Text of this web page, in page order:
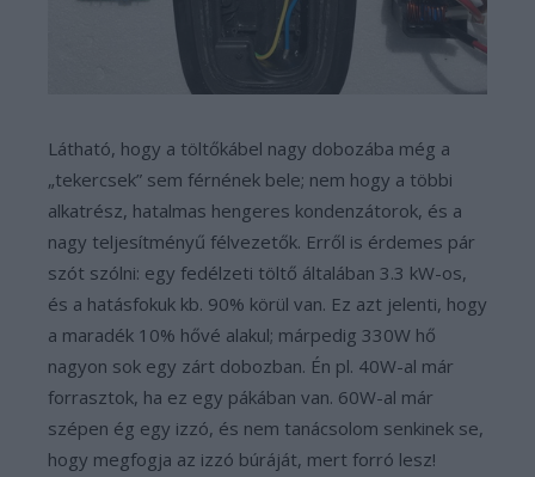
Látható, hogy a töltőkábel nagy dobozába még a
„tekercsek” sem férnének bele; nem hogy a többi
alkatrész, hatalmas hengeres kondenzátorok, és a
nagy teljesítményű félvezetők. Erről is érdemes pár
szót szólni: egy fedélzeti töltő általában 3.3 kW-os,
és a hatásfokuk kb. 90% körül van. Ez azt jelenti, hogy
a maradék 10% hővé alakul; márpedig 330W hő
nagyon sok egy zárt dobozban. Én pl. 40W-al már
forrasztok, ha ez egy pákában van. 60W-al már
szépen ég egy izzó, és nem tanácsolom senkinek se,
hogy megfogja az izzó búráját, mert forró lesz!